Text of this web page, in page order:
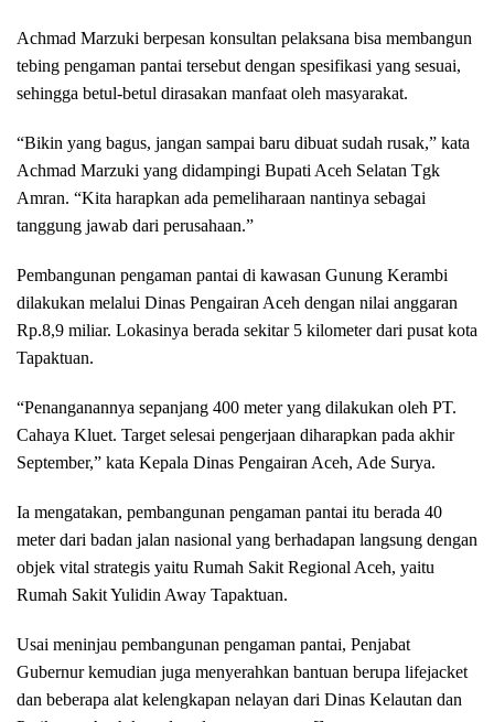
Achmad Marzuki berpesan konsultan pelaksana bisa membangun
tebing pengaman pantai tersebut dengan spesifikasi yang sesuai,
sehingga betul-betul dirasakan manfaat oleh masyarakat.
“Bikin yang bagus, jangan sampai baru dibuat sudah rusak,” kata
Achmad Marzuki yang didampingi Bupati Aceh Selatan Tgk
Amran. “Kita harapkan ada pemeliharaan nantinya sebagai
tanggung jawab dari perusahaan.”
Pembangunan pengaman pantai di kawasan Gunung Kerambi
dilakukan melalui Dinas Pengairan Aceh dengan nilai anggaran
Rp.8,9 miliar. Lokasinya berada sekitar 5 kilometer dari pusat kota
Tapaktuan.
“Penanganannya sepanjang 400 meter yang dilakukan oleh PT.
Cahaya Kluet. Target selesai pengerjaan diharapkan pada akhir
September,” kata Kepala Dinas Pengairan Aceh, Ade Surya.
Ia mengatakan, pembangunan pengaman pantai itu berada 40
meter dari badan jalan nasional yang berhadapan langsung dengan
objek vital strategis yaitu Rumah Sakit Regional Aceh, yaitu
Rumah Sakit Yulidin Away Tapaktuan.
Usai meninjau pembangunan pengaman pantai, Penjabat
Gubernur kemudian juga menyerahkan bantuan berupa lifejacket
dan beberapa alat kelengkapan nelayan dari Dinas Kelautan dan